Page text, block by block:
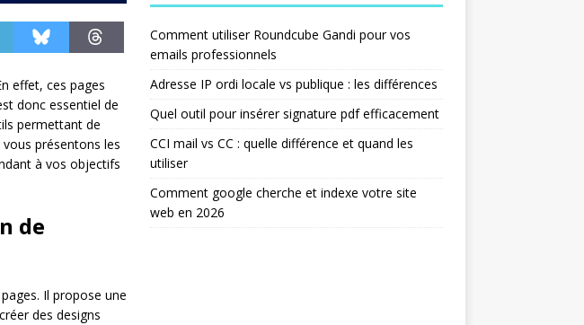
effet, ces pages
donc essentiel de
permettant de
présentons les
à vos objectifs
de
Il propose une
des designs
Comment utiliser Roundcube Gandi pour vos
emails professionnels
Adresse IP ordi locale vs publique : les différences
Quel outil pour insérer signature pdf efficacement
CCI mail vs CC : quelle différence et quand les
utiliser
Comment google cherche et indexe votre site
web en 2026